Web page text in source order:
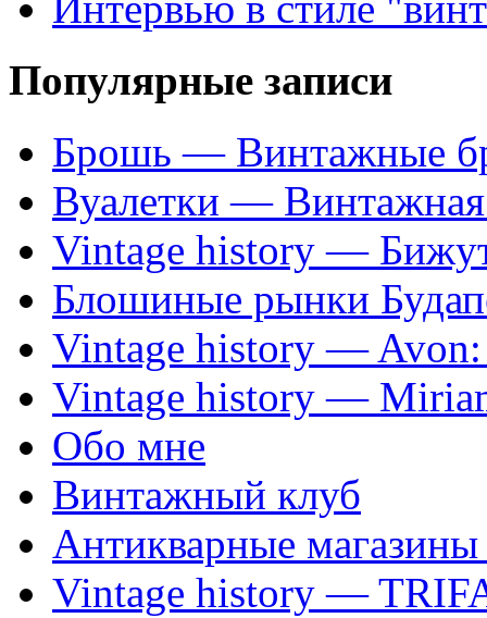
Популярные записи
Брошь — Винтажные
Вуалетки — Винтажная
Vintage history —
Блошиные рынки
Vintage history —
Vintage history —
Обо мне
Винтажный клуб
Антикварные
Vintage history —